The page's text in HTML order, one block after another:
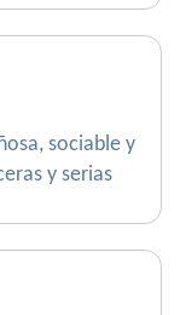
sociable y
y serias